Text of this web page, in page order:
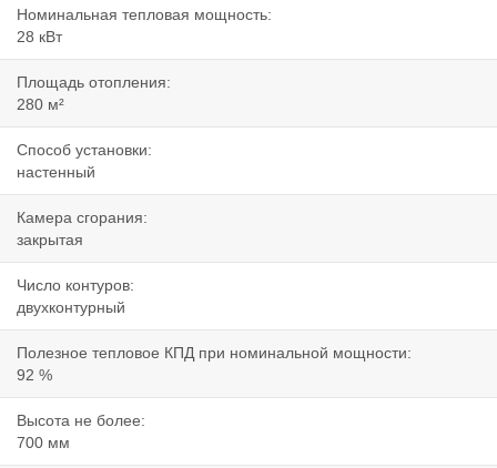
Номинальная тепловая мощность:
28 кВт
Площадь отопления:
280 м²
Способ установки:
настенный
Камера сгорания:
закрытая
Число контуров:
двухконтурный
Полезное тепловое КПД при номинальной мощности:
92 %
Высота не более:
700 мм